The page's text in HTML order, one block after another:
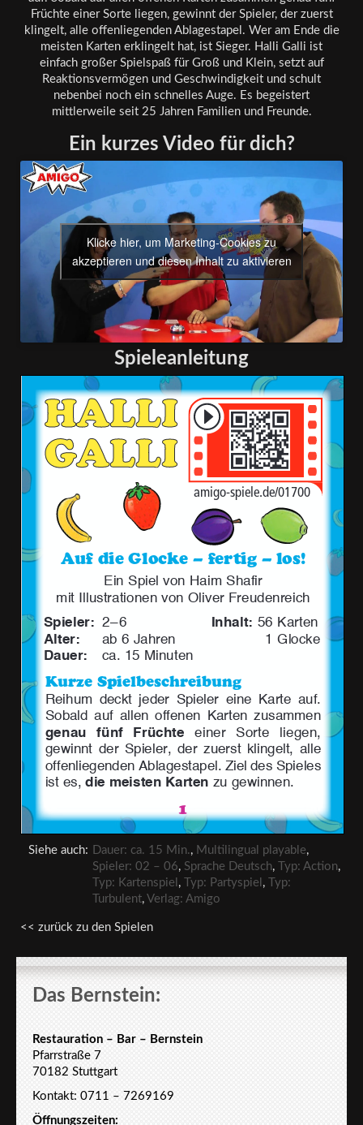
Früchte einer Sorte liegen, gewinnt der Spieler, der zuerst
klingelt, alle offenliegenden Ablagestapel. Wer am Ende die
meisten Karten erklingelt hat, ist Sieger. Halli Galli ist
einfach großer Spielspaß für Groß und Klein, setzt auf
Reaktionsvermögen und Geschwindigkeit und schult
nebenbei noch ein schnelles Auge. Es begeistert
mittlerweile seit 25 Jahren Familien und Freunde.
Ein kurzes Video für dich?
Klicke hier, um Marketing-Cookies zu
akzeptieren und diesen Inhalt zu aktivieren
Spieleanleitung
Siehe auch: Dauer: ca. 15 Min., Multilingual playable,
Spieler: 02 – 06, Sprache Deutsch, Typ: Action,
Typ: Kartenspiel , Typ: Partyspiel ,
Typ:
Turbulent, Verlag: Amigo
<< zurück zu den Spielen
Das Bernstein:
Restauration – Bar – Bernstein
Pfarrstraße 7
70182 Stuttgart
Kontakt: 0711 – 7269169
Öffnungszeiten: